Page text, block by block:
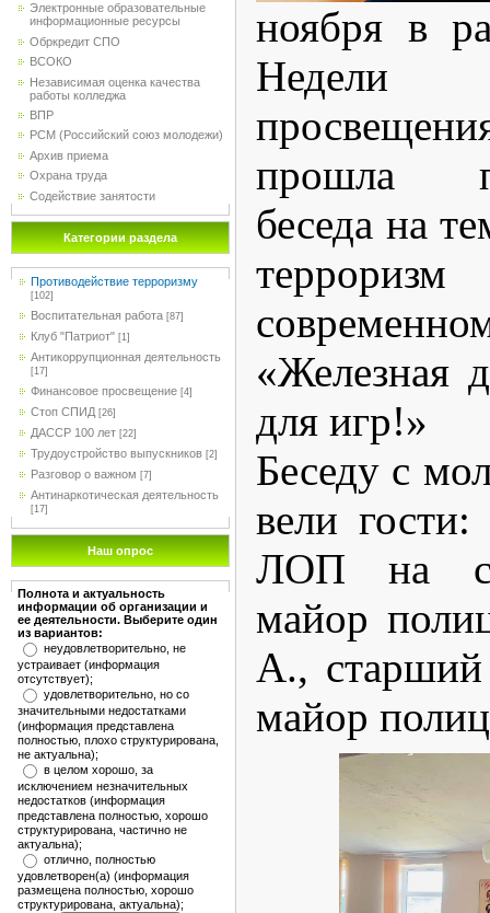
Электронные образовательные
информационные ресурсы
Обркредит СПО
ВСОКО
Независимая оценка качества
работы колледжа
ВПР
РСМ (Российский союз молодежи)
Архив приема
Охрана труда
Содействие занятости
Категории раздела
Противодействие терроризму
[102]
Воспитательная работа [87]
Клуб "Патриот" [1]
Антикоррупционная деятельность
[17]
Финансовое просвещение [4]
Стоп СПИД [26]
ДАССР 100 лет [22]
Трудоустройство выпускников [2]
Разговор о важном [7]
Антинаркотическая деятельность
[17]
Наш опрос
Полнота и актуальность
информации об организации и
ее деятельности. Выберите один
из вариантов:
неудовлетворительно, не
устраивает (информация
отсутствует);
удовлетворительно, но со
значительными недостатками
(информация представлена
полностью, плохо структурирована,
не актуальна);
в целом хорошо, за
исключением незначительных
недостатков (информация
представлена полностью, хорошо
структурирована, частично не
актуальна);
отлично, полностью
удовлетворен(а) (информация
размещена полностью, хорошо
структурирована, актуальна);
ноября в
Недели
прошла
беседа на
«Железная
для игр!»
Беседу с
вели
ЛОП на
майор
А.,
майор